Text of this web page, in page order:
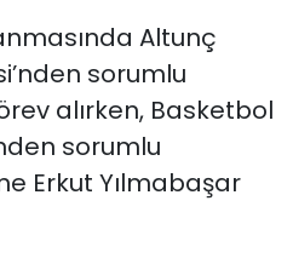
Altunç
sorumlu
alırken, Basketbol
sorumlu
Erkut Yılmabaşar